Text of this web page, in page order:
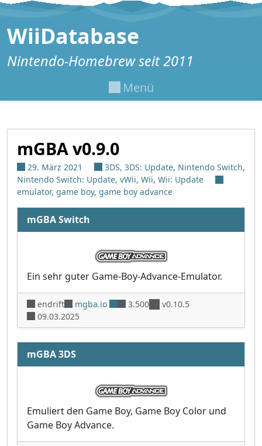
Zum Inhalt springen
WiiDatabase
Nintendo-Homebrew seit 2011
Menü
mGBA v0.9.0
29. März 2021 3DS, 3DS: Update, Nintendo Switch,
Nintendo Switch: Update, vWii, Wii, Wii: Update
emulator, game boy, game boy advance
mGBA Switch
Ein sehr guter Game-Boy-Advance-Emulator.
endrift mgba.io 3.500
v0.10.5
09.03.2025
mGBA 3DS
Emuliert den Game Boy, Game Boy Color und
Game Boy Advance.